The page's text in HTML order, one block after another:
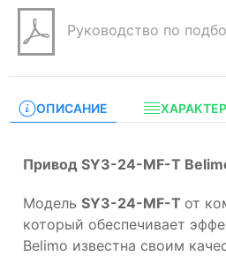
Руководство по
ОПИСАНИЕ
Привод SY3-24-MF-T
Модель SY3-24-MF-T от
который обеспечивает
Belimo известна своим